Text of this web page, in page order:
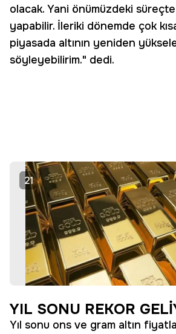
olacak. Yani önümüzdeki
yapabilir. İleriki dönemde çok
piyasada altının yeniden
söyleyebilirim." dedi.
21
YIL SONU REKOR
Yıl sonu ons ve gram altın